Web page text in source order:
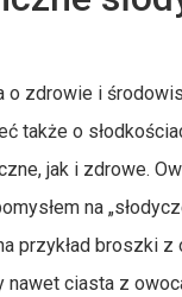
o zdrowie i
także o
jak i zdrowe.
na
przykład broszki z
nawet ciasta z